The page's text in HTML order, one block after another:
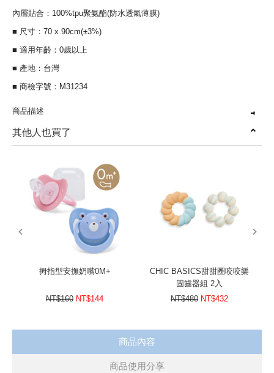
內層貼合：100%tpu聚氨酯(防水透氣薄膜)
■ 尺寸：70 x 90cm(±3%)
■ 適用年齡：0歲以上
■ 產地：台灣
■ 商檢字號：M31234
商品描述
多功能設計，可當尿布墊、被毯
易洗快乾，輕便好攜
兩用設計 可以紀錄寶寶成長
其他人也買了
拇指型安撫奶嘴0M+
NT$160 NT$144
CHIC BASICS甜甜圈咬咬樂
固齒器組 2入
NT$480 NT$432
商品內容
商品使用分享